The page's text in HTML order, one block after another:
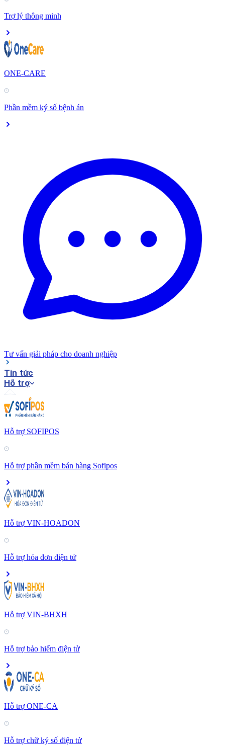
Trợ lý thông minh
ONE-CARE
Phần mềm ký số bệnh án
Tư vấn giải pháp cho doanh nghiệp
Tin tức
Hỗ trợ
Hỗ trợ SOFIPOS
Hỗ trợ phần mềm bán hàng Sofipos
Hỗ trợ VIN-HOADON
Hỗ trợ hóa đơn điện tử
Hỗ trợ VIN-BHXH
Hỗ trợ bảo hiểm điện tử
Hỗ trợ ONE-CA
Hỗ trợ chữ ký số điện tử